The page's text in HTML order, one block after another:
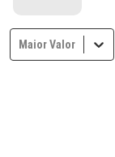
Maior Valor